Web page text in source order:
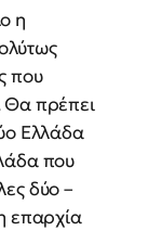
η
που
Θα πρέπει
Ελλάδα
που
δύο –
επαρχία